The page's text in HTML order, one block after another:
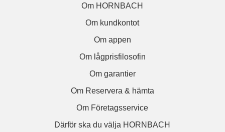
Om HORNBACH
Om kundkontot
Om appen
Om lågprisfilosofin
Om garantier
Om Reservera & hämta
Om Företagsservice
Därför ska du välja HORNBACH